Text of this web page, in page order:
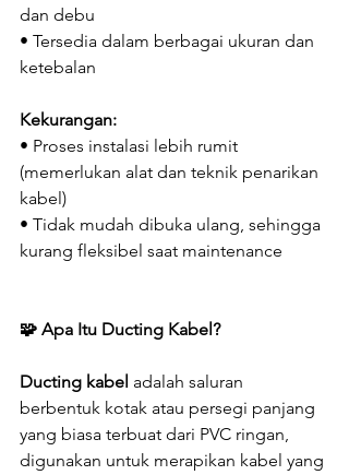
dan debu
• Tersedia dalam berbagai ukuran dan
ketebalan
Kekurangan:
• Proses instalasi lebih rumit
(memerlukan alat dan teknik penarikan
kabel)
• Tidak mudah dibuka ulang, sehingga
kurang fleksibel saat maintenance
🧩 Apa Itu Ducting Kabel?
Ducting kabel adalah saluran
berbentuk kotak atau persegi panjang
yang biasa terbuat dari PVC ringan,
digunakan untuk merapikan kabel yang